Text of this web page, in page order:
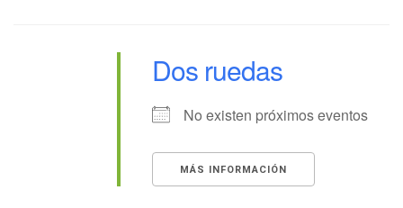
Dos ruedas
No existen próximos eventos
MÁS INFORMACIÓN